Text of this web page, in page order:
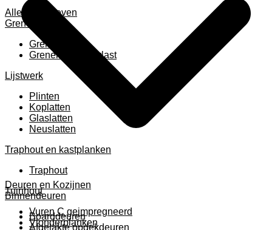
Alles weergeven
Grenen
Grenen B ruw
Grenen gevingerlast
Lijstwerk
Plinten
Koplatten
Glaslatten
Neuslatten
Traphout en kastplanken
Traphout
Tuinhout
Vuren C geimpregneerd
Vlonderplanken
Deuren en Kozijnen
Binnendeuren
Boarddeuren
Afgelakte opdekdeuren